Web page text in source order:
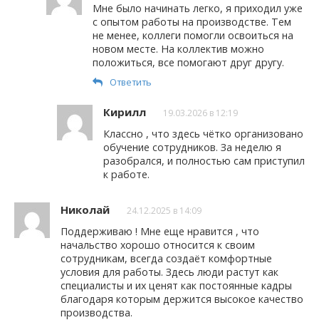
Мне было начинать легко, я приходил уже
с опытом работы на производстве. Тем
не менее, коллеги помогли освоиться на
новом месте. На коллектив можно
положиться, все помогают друг другу.
Ответить
Кирилл 19.03.2026 в 12:19
Классно , что здесь чётко организовано
обучение сотрудников. За неделю я
разобрался, и полностью сам приступил
к работе.
Николай 24.12.2025 в 14:09
Поддерживаю ! Мне еще нравится , что
начальство хорошо относится к своим
сотрудникам, всегда создаёт комфортные
условия для работы. Здесь люди растут как
специалисты и их ценят как постоянные кадры
благодаря которым держится высокое качество
производства.